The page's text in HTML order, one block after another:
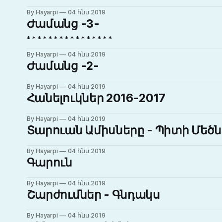
By Hayarpi 04 հնս 2019
Ժամանց -3-
* * * * * * * * * * * * * * * *
By Hayarpi 04 հնս 2019
Ժամանց -2-
By Hayarpi 04 հնս 2019
Հանելուկներ 2016-2017
By Hayarpi 04 հնս 2019
Տարուան Ամիսները - Պիտի
By Hayarpi 04 հնս 2019
Գարուն
By Hayarpi 04 հնս 2019
Շարժումներ - Գնդակս
By Hayarpi 04 հնս 2019